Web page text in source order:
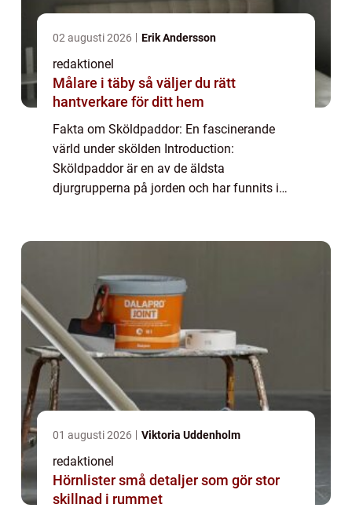
02 augusti 2026 Erik Andersson
redaktionel
Målare i täby så väljer du rätt
hantverkare för ditt hem
Fakta om Sköldpaddor: En fascinerande
värld under skölden Introduction:
Sköldpaddor är en av de äldsta
djurgrupperna på jorden och har funnits i
01 augusti 2026 Viktoria Uddenholm
redaktionel
Hörnlister små detaljer som gör stor
skillnad i rummet